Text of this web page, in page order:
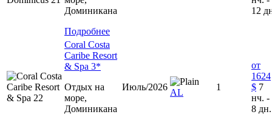
Доминиканa
Подробнее
12
Coral Costa
Caribe Resort
& Spa 3*
Отдых на
море,
Доминиканa
Июль/2026
AL
1
от
1624
$ 7
нч. -
8 дн.